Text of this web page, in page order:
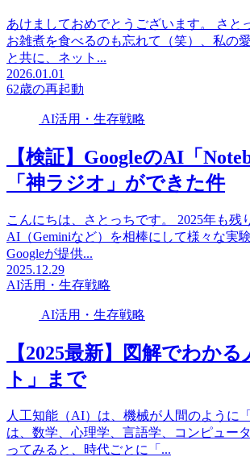
あけましておめでとうございます。 さと
お雑煮を食べるのも忘れて（笑）、私の
と共に、ネット...
2026.01.01
62歳の再起動
AI活用・生存戦略
【検証】GoogleのAI「
「神ラジオ」ができた件
こんにちは、さとっちです。 2025年も
AI（Geminiなど）を相棒にして様々な実
Googleが提供...
2025.12.29
AI活用・生存戦略
AI活用・生存戦略
【2025最新】図解でわか
ト」まで
人工知能（AI）は、機械が人間のように
は、数学、心理学、言語学、コンピュー
ってみると、時代ごとに「...